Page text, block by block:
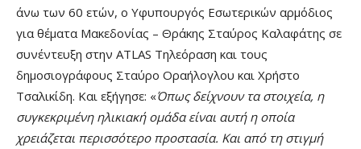
άνω των 60 ετών, ο Υφυπουργός Εσωτερικών αρμόδιος
για θέματα Μακεδονίας – Θράκης Σταύρος Καλαφάτης σε
συνέντευξη στην ATLAS Τηλεόραση και τους
δημοσιογράφους Σταύρο Οραήλογλου και Χρήστο
Τσαλικίδη. Και εξήγησε: «Όπως δείχνουν τα στοιχεία, η
συγκεκριμένη ηλικιακή ομάδα είναι αυτή η οποία
χρειάζεται περισσότερο προστασία. Και από τη στιγμή